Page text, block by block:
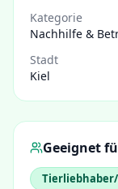
Kategorie
Nachhilfe &
Stadt
Kiel
Geeignet